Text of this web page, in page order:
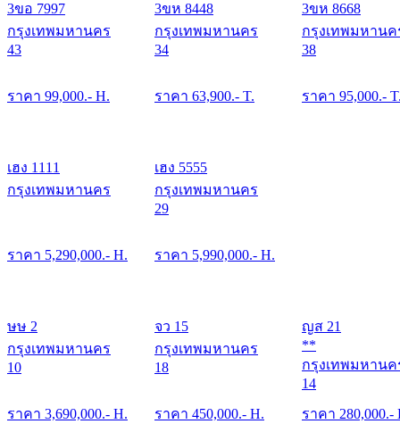
3ขอ 7997
กรุงเทพมหานคร
43
ราคา 99,000.- H.
3ขห 8448
กรุงเทพมหานคร
34
ราคา 63,900.- T.
3ขห 8668
กรุงเทพมหานค
38
ราคา 95,000.-
เฮง 1111
กรุงเทพมหานคร
ราคา 5,290,000.- H.
เฮง 5555
กรุงเทพมหานคร
29
ราคา 5,990,000.- H.
ษษ 2
กรุงเทพมหานคร
10
ราคา 3,690,000.- H.
จว 15
กรุงเทพมหานคร
18
ราคา 450,000.- H.
ญส 21
**
กรุงเทพมหานค
14
ราคา 280,000.-